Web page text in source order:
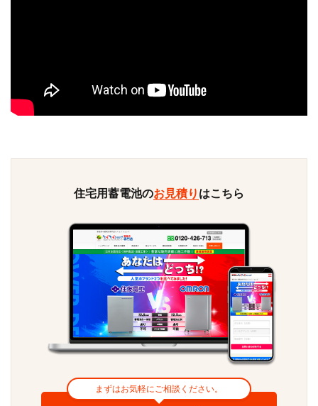
住宅用蓄電池のお見積り はこちら
まずはお気軽にご相談ください。